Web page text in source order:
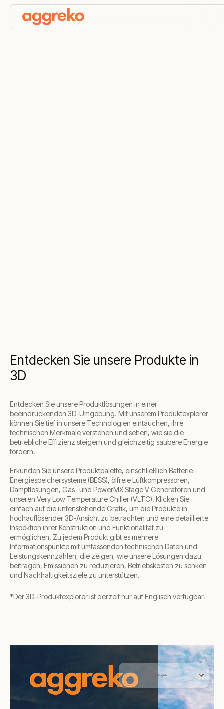
Entdecken Sie unsere Produkte in
3D
Entdecken Sie unsere Produktlösungen in einer
beeindruckenden 3D-Umgebung. Mit unserem Produktexplorer
können Sie tief in unsere Technologien eintauchen, ihre
technischen Merkmale verstehen und sehen, wie sie die
betriebliche Effizienz steigern und gleichzeitig saubere Energie
fördern.
Erkunden Sie unsere Produktpalette, einschließlich Batterie-
Energiespeichersysteme (BESS), ölfreie Luftkompressoren,
Dampflösungen, Gas- und PowerMX Stage V Generatoren und
unseren Very Low Temperature Chiller (VLTC). Klicken Sie
einfach auf die untenstehende Grafik, um die Produkte in
hochauflösender 3D-Ansicht zu betrachten und eine detaillierte
Inspektion ihrer Konstruktion und Funktionalität zu
ermöglichen. Zu jedem Produkt gibt es mehrere
Informationspunkte mit umfassenden technischen Daten und
Leistungskennzahlen, die zeigen, wie unsere Lösungen dazu
beitragen, Emissionen zu reduzieren, Betriebskosten zu senken
und Nachhaltigkeitsziele zu unterstützen.
*Der 3D-Produktexplorer ist derzeit nur auf Englisch verfügbar.